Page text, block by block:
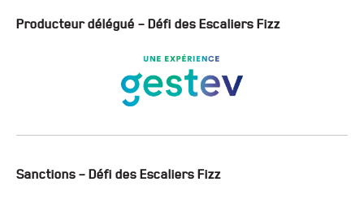
Producteur délégué – Défi des Escaliers Fizz
Sanctions – Défi des Escaliers Fizz